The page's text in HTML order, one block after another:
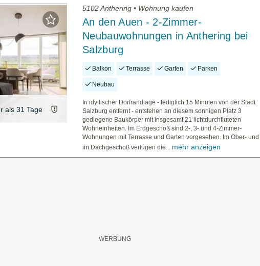
als 31 Tage
5102 Anthering • Wohnung kaufen
An den Auen - 2-Zimmer-
Neubauwohnungen in Anthering bei
Salzburg
Balkon Terrasse Garten Parken
Neubau
In idyllischer Dorfrandlage - lediglich 15 Minuten von der Stadt
Salzburg entfernt - entstehen an diesem sonnigen Platz 3
gediegene Baukörper mit insgesamt 21 lichtdurchfluteten
Wohneinheiten. Im Erdgeschoß sind 2-, 3- und 4-Zimmer-
Wohnungen mit Terrasse und Garten vorgesehen. Im Ober- und
im Dachgeschoß verfügen die... mehr anzeigen